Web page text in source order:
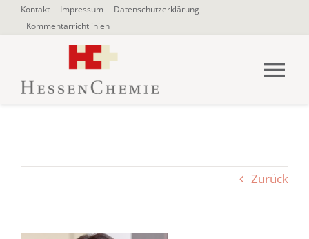
Zum
Inhalt
Kontakt Impressum
Datenschutzerklärung
Kommentarrichtlinien
Über uns
Zurück